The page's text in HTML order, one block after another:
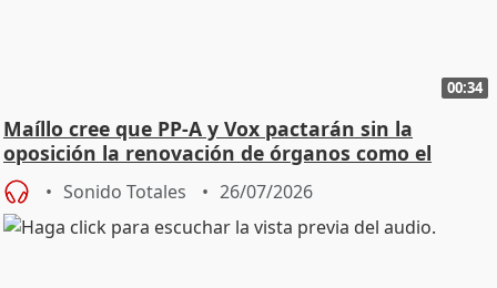
00:34
Maíllo cree que PP-A y Vox pactarán sin la
oposición la renovación de órganos como el
Defensor
Sonido Totales 26/07/2026